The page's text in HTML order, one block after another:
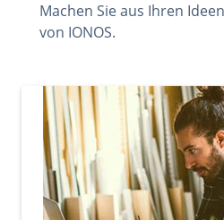
Machen Sie aus Ihren
von IONOS.